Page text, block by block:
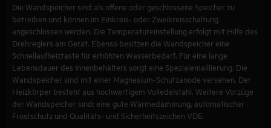
Die Wandspeicher sind als offene oder geschlossene Speicher zu
betreiben und können im Einkreis- oder Zweikreisschaltung
angeschlossen werden. Die Temperatureinstellung erfolgt mit Hilfe des
Drehreglers am Gerät. Ebenso besitzen die Wandspeicher eine
Schnellaufheiztaste für erhöhten Wasserbedarf. Für eine lange
Lebensdauer des Innenbehälters sorgt eine Spezialemaillierung. Die
Wandspeicher sind mit einer Magnesium-Schutzanode versehen. Der
Heizkörper besteht aus hochwertigem Volledelstahl. Weitere Vorzüge
der Wandspeicher sind: eine gute Wärmedämmung, automatischer
Frostschutz und Qualitäts- und Sicherheitszeichen VDE.